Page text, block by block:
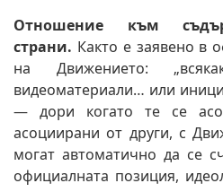
Отношение към
страни. Както е заявено в
на Движението:
видеоматериали… или
— дори когато те се
асоциирани от други, с
могат автоматично да се
официалната позиция,